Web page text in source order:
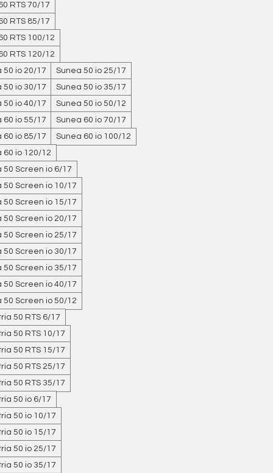
RTS 70/17
RTS 85/17
RTS 100/12
RTS 120/12
50 io 20/17
Sunea 50 io 25/17
50 io 30/17
Sunea 50 io 35/17
50 io 40/17
Sunea 50 io 50/12
60 io 55/17
Sunea 60 io 70/17
60 io 85/17
Sunea 60 io 100/12
60 io 120/12
50 Screen io 6/17
50 Screen io 10/17
50 Screen io 15/17
50 Screen io 20/17
50 Screen io 25/17
50 Screen io 30/17
50 Screen io 35/17
50 Screen io 40/17
50 Screen io 50/12
50 RTS 6/17
50 RTS 10/17
50 RTS 15/17
50 RTS 25/17
50 RTS 35/17
50 io 6/17
50 io 10/17
50 io 15/17
50 io 25/17
50 io 35/17